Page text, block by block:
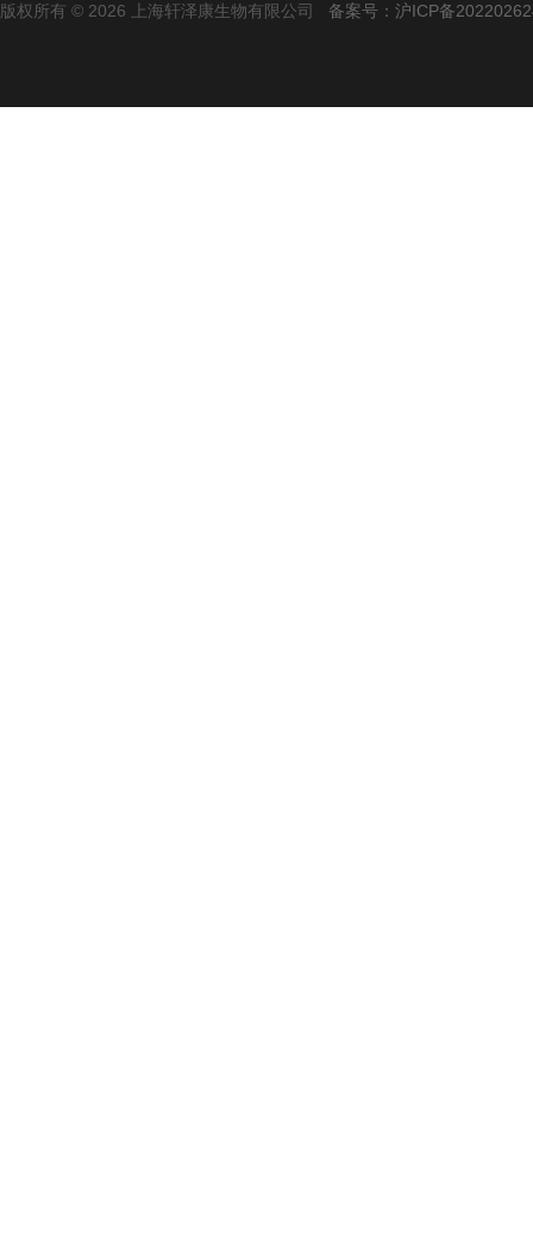
版权所有 © 2026 上海轩泽康生物有限公司 备案号：沪ICP备